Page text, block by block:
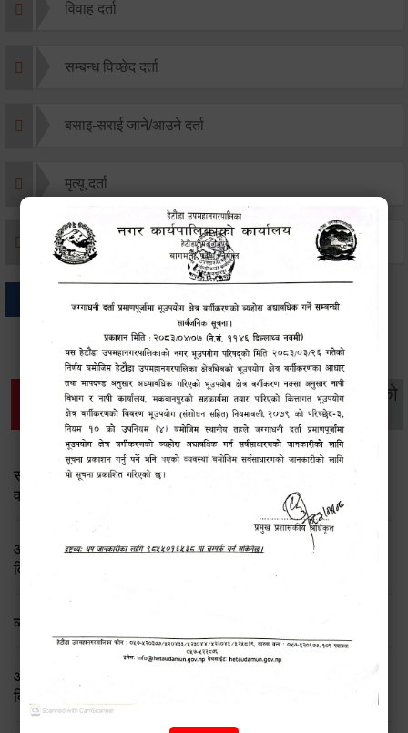
विवाह दर्ता
सम्बन्ध विच्छेद दर्ता
बसाइ-सराई जाने/आउने दर्ता
मृत्यू दर्ता
जन्म दर्ता
थप विवरणहरु
सामाजिक सुरक्षा तथा
व्यक्तिगत घटना दर्ता
महिला
विकास
वातावरण
सूचनाको
सामाजिक सुरक्षा तथा पञ्जीकरण शाखा ( आ.व. २०८२/०८३ को
वार्षिक प्रगति प्रतिवेदन)
आ.व.२०८२।८३ को सामाजिक सुरक्षा भत्ता प्राप्त गर्ने लाभग्राहीको
विवरण
व्यक्तिगत घटना दर्ता सप्ताह
आ.व.२०८१/०८२ मा सामाजिक सूरक्षा भत्ता प्राप्त गर्ने लाभग्राहीको
विवरण